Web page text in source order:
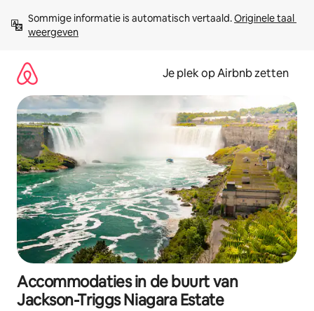
direct
naar
Sommige informatie is automatisch vertaald. Originele taal
weergeven
Je plek op Airbnb zetten
Accommodaties in de buurt van
Jackson-Triggs Niagara Estate